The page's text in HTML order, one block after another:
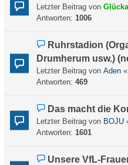
Letzter Beitrag von
Antworten: 1006
Ruhrstadion
Drumherum usw.)
Letzter Beitrag von Aden «
Antworten: 469
Das macht die
Letzter Beitrag von BOJU
Antworten: 1601
Unsere VfL-